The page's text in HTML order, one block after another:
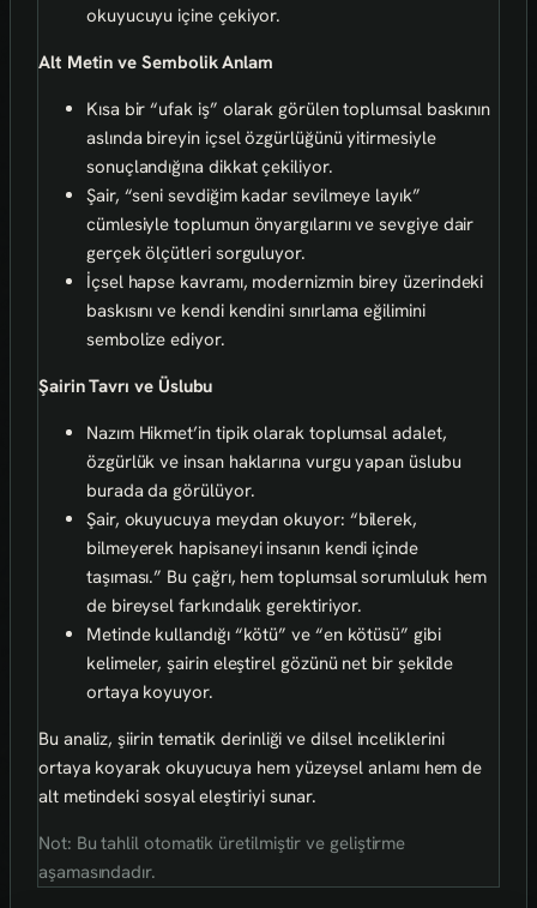
okuyucuyu içine çekiyor.
Alt Metin ve Sembolik Anlam
Kısa bir “ufak iş” olarak görülen toplumsal baskının
aslında bireyin içsel özgürlüğünü yitirmesiyle
sonuçlandığına dikkat çekiliyor.
Şair, “seni sevdiğim kadar sevilmeye layık”
cümlesiyle toplumun önyargılarını ve sevgiye dair
gerçek ölçütleri sorguluyor.
İçsel hapse kavramı, modernizmin birey üzerindeki
baskısını ve kendi kendini sınırlama eğilimini
sembolize ediyor.
Şairin Tavrı ve Üslubu
Nazım Hikmet’in tipik olarak toplumsal adalet,
özgürlük ve insan haklarına vurgu yapan üslubu
burada da görülüyor.
Şair, okuyucuya meydan okuyor: “bilerek,
bilmeyerek hapisaneyi insanın kendi içinde
taşıması.” Bu çağrı, hem toplumsal sorumluluk hem
de bireysel farkındalık gerektiriyor.
Metinde kullandığı “kötü” ve “en kötüsü” gibi
kelimeler, şairin eleştirel gözünü net bir şekilde
ortaya koyuyor.
Bu analiz, şiirin tematik derinliği ve dilsel inceliklerini
ortaya koyarak okuyucuya hem yüzeysel anlamı hem de
alt metindeki sosyal eleştiriyi sunar.
Not: Bu tahlil otomatik üretilmiştir ve geliştirme
aşamasındadır.